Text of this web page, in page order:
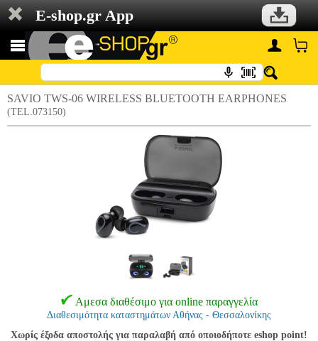
E-shop.gr App
SAVIO TWS-06 WIRELESS BLUETOOTH EARPHONES
(TEL.073150)
Αμεσα διαθέσιμο για online παραγγελία
Διαθεσιμότητα καταστημάτων Αθήνας - Θεσσαλονίκης
Χωρίς έξοδα αποστολής για παραλαβή από οποιοδήποτε eshop point!